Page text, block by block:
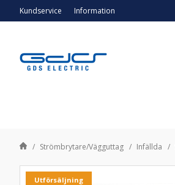
Kundservice Information
Strömbrytare/Vägguttag Infällda
Utförsäljning